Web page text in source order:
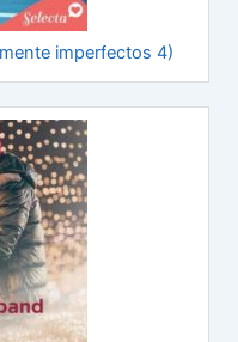
imperfectos 4)